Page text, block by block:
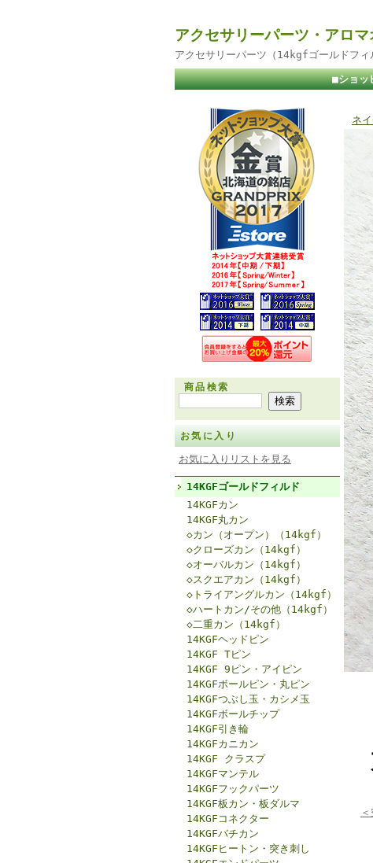
アクセサリーパーツ・アロ
アクセサリーパーツ（14kgfゴールドフィ
■ショッ
商品検索
お気に入り
お気に入りリストを見る
14KGFゴールドフィルド
14KGFカン
14KGF丸カン
◇カン（オープン）（14kgf）
◇クローズカン（14kgf）
◇オーバルカン（14kgf）
◇スクエアカン（14kgf）
◇トライアングルカン（14kgf）
◇ハートカン/その他（14kgf）
◇二重カン（14kgf）
14KGFヘッドピン
14KGF Tピン
14KGF 9ピン・アイピン
14KGFボールピン・丸ピン
14KGFつぶし玉・カシメ玉
14KGFボールチップ
14KGF引き輪
14KGFカニカン
14KGF クラスプ
14KGFマンテル
14KGFフックパーツ
14KGF板カン・板ダルマ
14KGFコネクター
14KGFバチカン
14KGFヒートン・突き刺し
ネ